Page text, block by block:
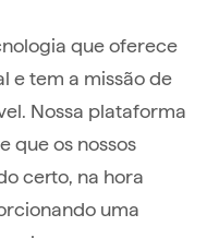
que oferece
e tem a missão de
Nossa plataforma
que os nossos
certo, na hora
uma